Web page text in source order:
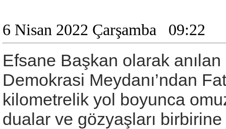
6 Nisan 2022 Çarşamba 09:22
Efsane Başkan olarak anılan
Demokrasi Meydanı’ndan
kilometrelik yol boyunca
dualar ve gözyaşları birbirine